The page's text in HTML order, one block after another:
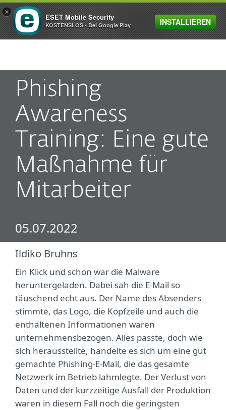
MENU
Phishing
Awareness
Training: Eine gute
Maßnahme für
Mitarbeiter
05.07.2022
Ildiko Bruhns
Ein Klick und schon war die Malware
heruntergeladen. Dabei sah die E-Mail so
täuschend echt aus. Der Name des Absenders
stimmte, das Logo, die Kopfzeile und auch die
enthaltenen Informationen waren
unternehmensbezogen. Alles passte, doch wie
sich herausstellte, handelte es sich um eine gut
gemachte Phishing-E-Mail, die das gesamte
Netzwerk im Betrieb lahmlegte. Der Verlust von
Daten und der kurzzeitige Ausfall der Produktion
waren in diesem Fall noch die geringsten
×
ESET Mobile Security
KOSTENSLOS - Bei Google Play INSTALLIEREN